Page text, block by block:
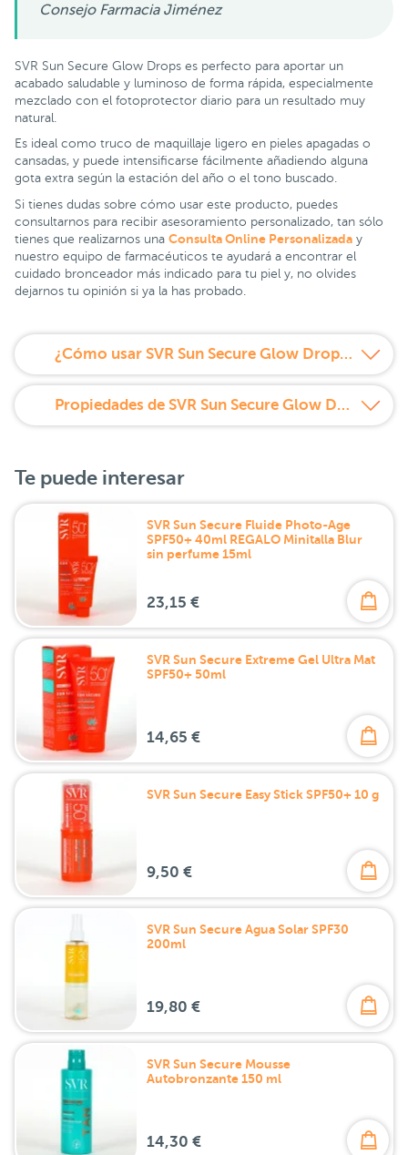
Consejo Farmacia Jiménez
SVR Sun Secure Glow Drops es perfecto para aportar un
acabado saludable y luminoso de forma rápida, especialmente
mezclado con el fotoprotector diario para un resultado muy
natural.
Es ideal como truco de maquillaje ligero en pieles apagadas o
cansadas, y puede intensificarse fácilmente añadiendo alguna
gota extra según la estación del año o el tono buscado.
Si tienes dudas sobre cómo usar este producto, puedes
consultarnos para recibir asesoramiento personalizado, tan sólo
tienes que realizarnos una Consulta Online Personalizada y
nuestro equipo de farmacéuticos te ayudará a encontrar el
cuidado bronceador más indicado para tu piel y, no olvides
dejarnos tu opinión si ya la has probado.
¿Cómo usar SVR Sun Secure Glow Drops 15 ml?
Propiedades de SVR Sun Secure Glow Drops 15 ml
Te puede interesar
SVR Sun Secure Fluide Photo-Age
SPF50+ 40ml REGALO Minitalla Blur
sin perfume 15ml
23,15 €
SVR Sun Secure Extreme Gel Ultra Mat
SPF50+ 50ml
14,65 €
SVR Sun Secure Easy Stick SPF50+ 10 g
9,50 €
SVR Sun Secure Agua Solar SPF30
200ml
19,80 €
SVR Sun Secure Mousse
Autobronzante 150 ml
14,30 €